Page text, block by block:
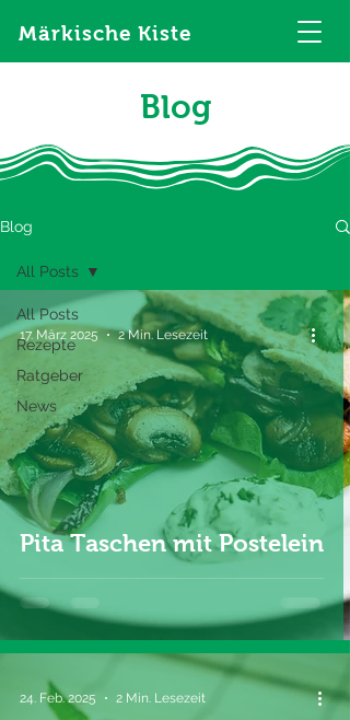
Märkische Kiste
Blog
Blog
All Posts
Rezepte
Ratgeber
News
All Posts
Pita Taschen mit Postelein
17. März 2025 2 Min. Lesezeit
24. Feb. 2025 2 Min. Lesezeit